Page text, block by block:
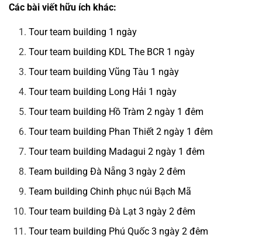
Các bài viết hữu ích khác:
Tour team building 1 ngày
Tour team building KDL The BCR 1 ngày
Tour team building Vũng Tàu 1 ngày
Tour team building Long Hải 1 ngày
Tour team building Hồ Tràm 2 ngày 1 đêm
Tour team building Phan Thiết 2 ngày 1 đêm
Tour team building Madagui 2 ngày 1 đêm
Team building Đà Nẵng 3 ngày 2 đêm
Team building Chinh phục núi Bạch Mã
Tour team building Đà Lạt 3 ngày 2 đêm
Tour team building Phú Quốc 3 ngày 2 đêm